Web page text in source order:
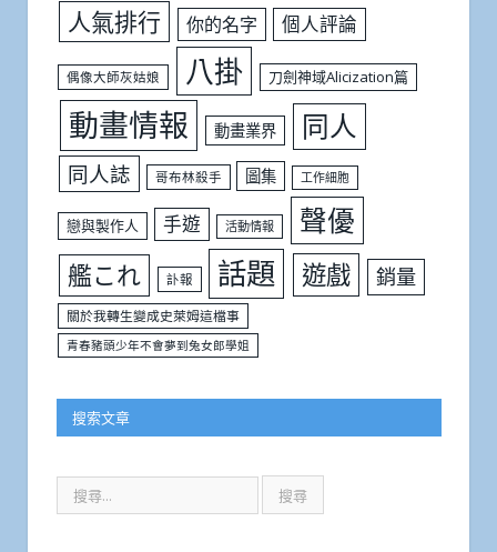
人氣排行 你的名字 個人評論
偶像大師灰姑娘 八掛 刀劍神域Alicization篇
動畫情報 動畫業界 同人
同人誌 哥布林殺手 圖集 工作細胞
戀與製作人 手遊 活動情報 聲優
艦これ 訃報 話題 遊戲 銷量
關於我轉生變成史萊姆這檔事
青春豬頭少年不會夢到兔女郎學姐
搜索文章